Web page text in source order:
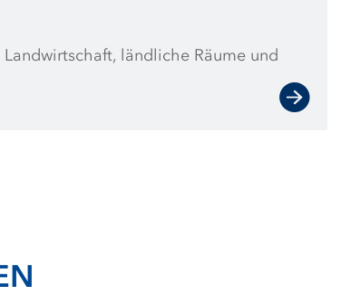
ist optimistisch. Auch der
Deutschland insgesamt blicken die
pessimistisch entgegen. Mit 73
ländliche Räume und